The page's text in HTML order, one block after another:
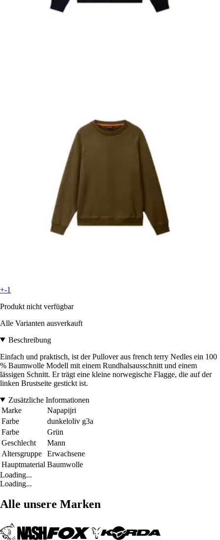
+-1
Produkt nicht verfügbar
Alle Varianten ausverkauft
Beschreibung
Einfach und praktisch, ist der Pullover aus french terry Nedles ein 100
% Baumwolle Modell mit einem Rundhalsausschnitt und einem
lässigen Schnitt. Er trägt eine kleine norwegische Flagge, die auf der
linken Brustseite gestickt ist.
Zusätzliche Informationen
Marke
Napapijri
Farbe
dunkeloliv g3a
Farbe
Grün
Geschlecht
Mann
Altersgruppe
Erwachsene
Hauptmaterial Baumwolle
Loading...
Loading...
Alle unsere Marken